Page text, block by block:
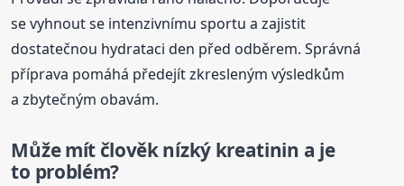
se vyhnout se intenzivnímu sportu a zajistit
dostatečnou hydrataci den před odběrem. Správná
příprava pomáhá předejít zkresleným výsledkům
a zbytečným obavám.
Může mít člověk nízký kreatinin a je
to problém?